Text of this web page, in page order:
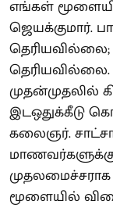
எங்கள்
ஜெயக்குமார்.
தெரியவில்லை;
முதன்முதலில்
இடஒதுக்கீடு
கலைஞர்.
மூளையில்